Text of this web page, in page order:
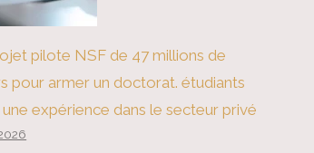
pilote NSF de 47 millions de
pour armer un doctorat. étudiants
une expérience dans le secteur privé